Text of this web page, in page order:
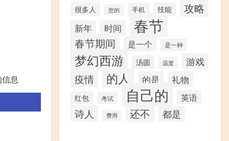
息
很多人 您的 手机 技能 攻略
新年 时间 春节
春节期间 是一个 是一种
梦幻西游 汤圆 温度
游戏
疫情
的人 的是 礼物
红包 考试 自己的 英语
诗人 费用 还不 都是